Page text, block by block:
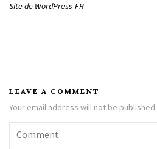
Site de WordPress-FR
LEAVE A COMMENT
Your email address will not be published.